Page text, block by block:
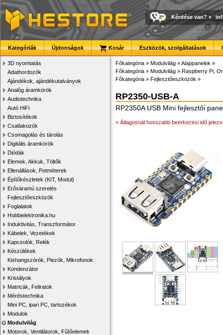
Kérdése van? »
Kategóriák Újdonságok Kosár Eszközök, szolgáltatások
3D nyomtatás
Adathordozók
Ajándékok, ajándékutalványok
Analóg áramkörök
Audiotechnika
Autó HiFi
Biztosítékok
Csatlakozók
Csomagolás és tárolás
Digitális áramkörök
Diódák
Elemek, Akkuk, Töltők
Ellenállások, Potméterek
Építőkészletek (KIT, Modul)
Erősáramú szerelés
Fejlesztőeszközök
Foglalatok
Hobbielektronika.hu
Induktivitás, Transzformátor
Kábelek, Vezetékek
Kapcsolók, Relék
Készülékek
Kishangszórók, Piezók, Mikrofonok
Kondenzátor
Kristályok
Matricák, Feliratok
Méréstechnika
Mini PC, ipari PC, tartozékok
Modulok
Modulvilág
Motorok, Ventilátorok, Fűtőelemek
Főkategória » Modulvilág »Alappanelek »
Főkategória » Modulvilág » Raspberry Pi,
Főkategória » Fejlesztőeszközök »
RP2350-USB-A
RP2350A USB Mini fejlesztői
» Átlagosnál hosszabb beérkezési idő